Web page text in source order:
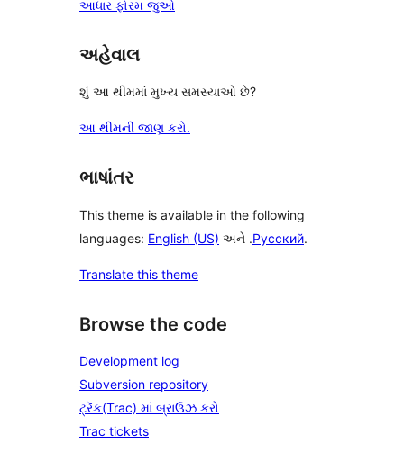
આધાર ફોરમ જુઓ
અહેવાલ
શું આ થીમમાં મુખ્ય સમસ્યાઓ છે?
આ થીમની જાણ કરો.
ભાષાંતર
This theme is available in the following
languages: English (US) અને .Русский.
Translate this theme
Browse the code
Development log
Subversion repository
ટ્રૅક(Trac) માં બ્રાઉઝ કરો
Trac tickets